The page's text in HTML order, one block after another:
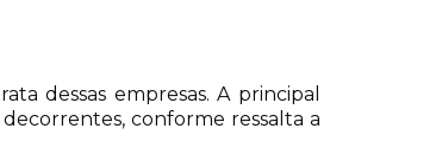
dessas empresas. A principal
conforme ressalta a